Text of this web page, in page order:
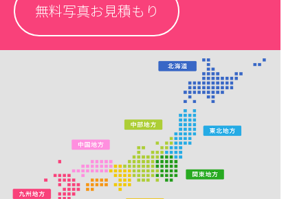
無料写真お見積もり